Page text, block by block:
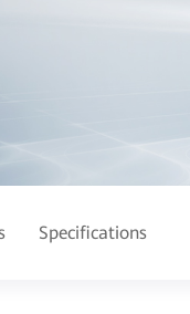
Specifications